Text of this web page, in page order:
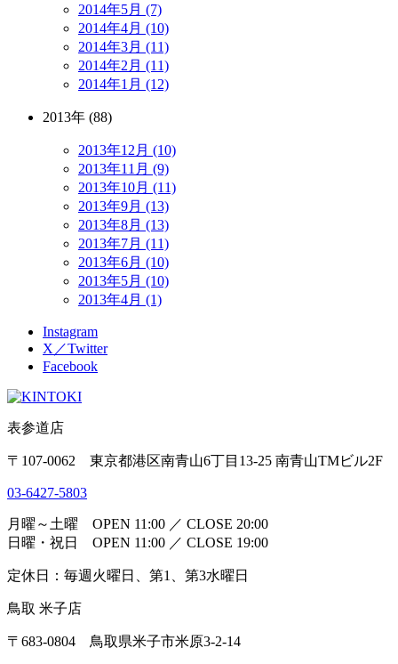
2014年5月 (7)
2014年4月 (10)
2014年3月 (11)
2014年2月 (11)
2014年1月 (12)
2013年 (88)
2013年12月 (10)
2013年11月 (9)
2013年10月 (11)
2013年9月 (13)
2013年8月 (13)
2013年7月 (11)
2013年6月 (10)
2013年5月 (10)
2013年4月 (1)
Instagram
X／Twitter
Facebook
表参道店
〒107-0062 東京都港区南青山6丁目13-25 南青山TMビル2F
03-6427-5803
月曜～土曜 OPEN 11:00 ／ CLOSE 20:00
日曜・祝日 OPEN 11:00 ／ CLOSE 19:00
定休日：毎週火曜日、第1、第3水曜日
鳥取 米子店
〒683-0804 鳥取県米子市米原3-2-14